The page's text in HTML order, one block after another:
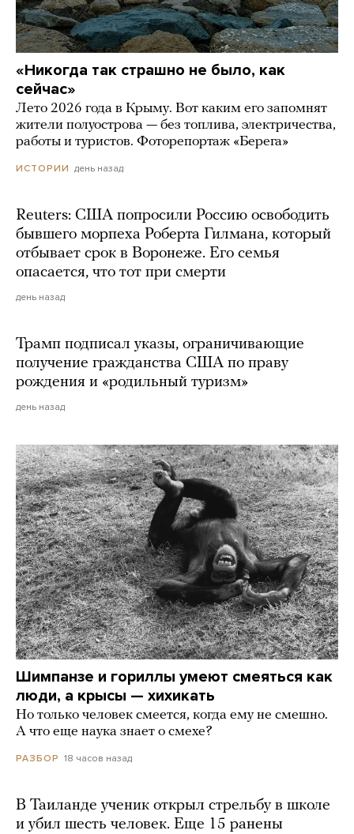
«Никогда так страшно не было, как
сейчас»
Лето 2026 года в Крыму. Вот каким его запомнят
жители полуострова — без топлива, электричества,
работы и туристов. Фоторепортаж «Берега»
ИСТОРИИ день назад
Reuters: США попросили Россию освободить
бывшего морпеха Роберта Гилмана, который
отбывает срок в Воронеже. Его семья
опасается, что тот при смерти
день назад
Трамп подписал указы, ограничивающие
получение гражданства США по праву
рождения и «родильный туризм»
день назад
Шимпанзе и гориллы умеют смеяться как
люди, а крысы — хихикать
Но только человек смеется, когда ему не смешно.
А что еще наука знает о смехе?
РАЗБОР 18 часов назад
В Таиланде ученик открыл стрельбу в школе
и убил шесть человек. Еще 15 ранены